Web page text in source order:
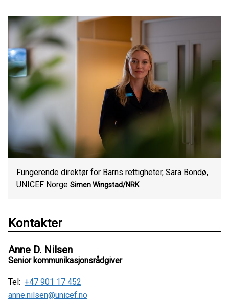
Fungerende direktør for Barns rettigheter, Sara Bondø,
UNICEF Norge Simen Wingstad/NRK
Kontakter
Anne D. Nilsen
Senior kommunikasjonsrådgiver
Tel: +47 901 17 452
anne.nilsen@unicef.no